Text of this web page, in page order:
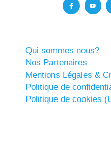
Qui sommes nous?
Nos Partenaires
Mentions Légales &
Politique de
Politique de cookies